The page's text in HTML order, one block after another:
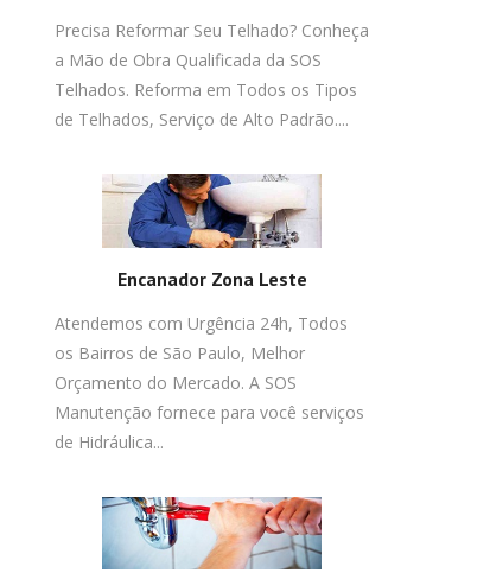
Precisa Reformar Seu Telhado? Conheça
a Mão de Obra Qualificada da SOS
Telhados. Reforma em Todos os Tipos
de Telhados, Serviço de Alto Padrão....
Encanador Zona Leste
Atendemos com Urgência 24h, Todos
os Bairros de São Paulo, Melhor
Orçamento do Mercado. A SOS
Manutenção fornece para você serviços
de Hidráulica...